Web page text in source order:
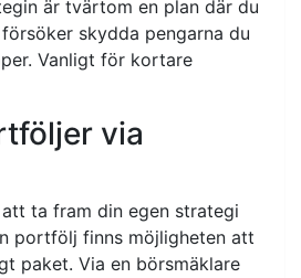
är tvärtom en plan där du
skydda pengarna du
Vanligt för kortare
via
ta fram din egen strategi
portfölj finns möjligheten att
paket. Via en börsmäklare